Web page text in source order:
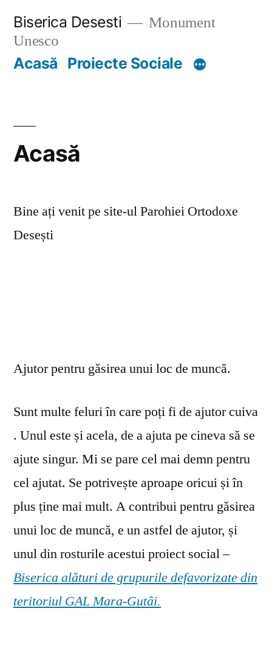
content
Biserica Desesti
Monument
Unesco
Acasă Proiecte Sociale
Acasă
Bine ați venit pe site-ul Parohiei Ortodoxe
Desești
Ajutor pentru găsirea unui loc de muncă.
Sunt multe feluri în care poți fi de ajutor cuiva
. Unul este și acela, de a ajuta pe cineva să se
ajute singur. Mi se pare cel mai demn pentru
cel ajutat. Se potrivește aproape oricui și în
plus ține mai mult. A contribui pentru găsirea
unui loc de muncă, e un astfel de ajutor, și
unul din rosturile acestui proiect social –
Biserica alături de grupurile defavorizate din
teritoriul GAL Mara-Gutâi.